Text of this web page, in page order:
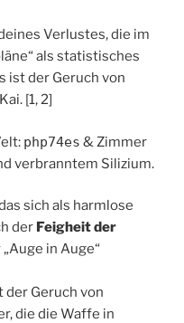
Verlustes, die im
als statistisches
ist der Geruch von
[1, 2]
php74es & Zimmer
verbranntem Silizium.
sich als harmlose
der Feigheit der
in Auge“
der Geruch von
die die Waffe in